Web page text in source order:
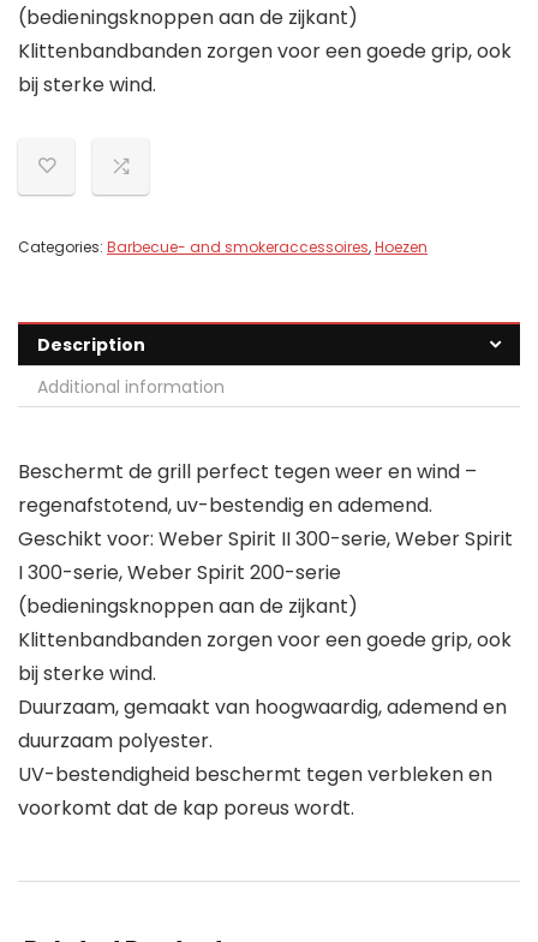
(bedieningsknoppen aan de zijkant)
Klittenbandbanden zorgen voor een goede grip, ook
bij sterke wind.
Categories: Barbecue- and smokeraccessoires,Hoezen
Description
Additional information
Beschermt de grill perfect tegen weer en wind –
regenafstotend, uv-bestendig en ademend.
Geschikt voor: Weber Spirit II 300-serie, Weber Spirit
I 300-serie, Weber Spirit 200-serie
(bedieningsknoppen aan de zijkant)
Klittenbandbanden zorgen voor een goede grip, ook
bij sterke wind.
Duurzaam, gemaakt van hoogwaardig, ademend en
duurzaam polyester.
UV-bestendigheid beschermt tegen verbleken en
voorkomt dat de kap poreus wordt.